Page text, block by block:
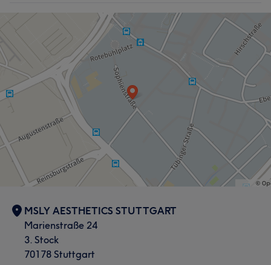
MSLY AESTHETICS STUTTGART
Marienstraße 24
3. Stock
70178 Stuttgart